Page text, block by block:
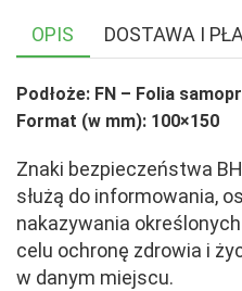
OPIS DOSTAWA I
Podłoże: FN – Folia
Format (w mm): 100×150
Znaki bezpieczeństwa
służą do informowania,
nakazywania
celu ochronę zdrowia i
w danym miejscu.